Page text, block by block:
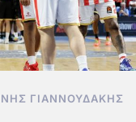
ΓΙΑΝΝΟΥΔΆΚΗΣ